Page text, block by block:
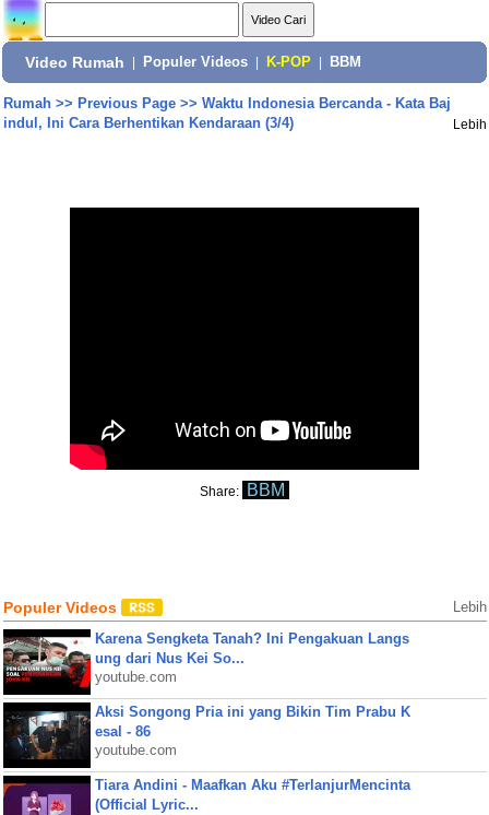
Video Rumah Populer Videos K-POP BBM
Rumah>> Previous Page>> Waktu Indonesia Bercanda - Kata Baj
indul, Ini Cara Berhentikan Kendaraan (3/4)
Lebih
Share: BBM
Populer Videos Lebih
Karena Sengketa Tanah? Ini Pengakuan Langs
ung dari Nus Kei So...
youtube.com
Aksi Songong Pria ini yang Bikin Tim Prabu K
esal - 86
youtube.com
Tiara Andini - Maafkan Aku #TerlanjurMencinta
(Official Lyric...